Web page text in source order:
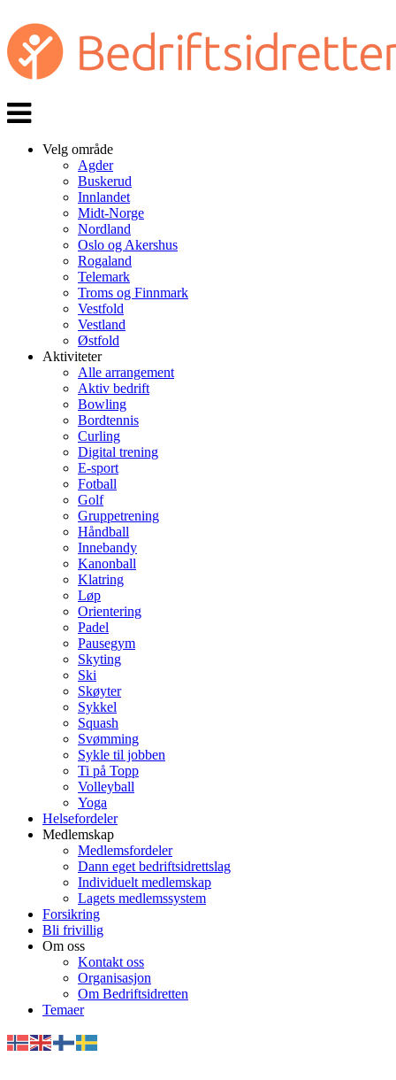
Veksle
navigasjon
Velg område
Agder
Buskerud
Innlandet
Midt-Norge
Nordland
Oslo og Akershus
Rogaland
Telemark
Troms og Finnmark
Vestfold
Vestland
Østfold
Aktiviteter
Alle arrangement
Aktiv bedrift
Bowling
Bordtennis
Curling
Digital trening
E-sport
Fotball
Golf
Gruppetrening
Håndball
Innebandy
Kanonball
Klatring
Løp
Orientering
Padel
Pausegym
Skyting
Ski
Skøyter
Sykkel
Squash
Svømming
Sykle til jobben
Ti på Topp
Volleyball
Yoga
Helsefordeler
Medlemskap
Medlemsfordeler
Dann eget bedriftsidrettslag
Individuelt medlemskap
Lagets medlemssystem
Forsikring
Bli frivillig
Om oss
Kontakt oss
Organisasjon
Om Bedriftsidretten
Temaer